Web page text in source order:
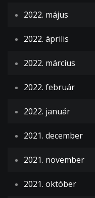
2022. május
2022. április
2022. március
2022. február
2022. január
2021. december
2021. november
2021. október